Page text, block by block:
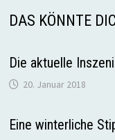
DAS KÖNNTE
Die aktuelle
20. Januar 2018
Eine winterliche